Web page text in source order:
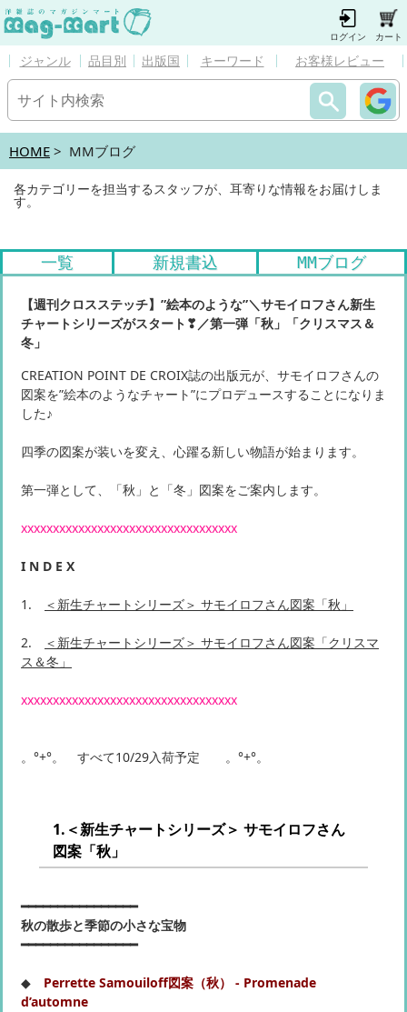
ログイン カート
ジャンル 品目別 出版国 キーワード お客様レビュー
HOME > MMブログ
各カテゴリーを担当するスタッフが、耳寄りな情報をお届けしま
す。
一覧 新規書込 MMブログ
【週刊クロスステッチ】”絵本のような”＼サモイロフさん新生
チャートシリーズがスタート❣／第一弾「秋」「クリスマス＆
冬」
CREATION POINT DE CROIX誌の出版元が、サモイロフさんの
図案を”絵本のようなチャート”にプロデュースすることになりま
した♪
四季の図案が装いを変え、心躍る新しい物語が始まります。
第一弾として、「秋」と「冬」図案をご案内します。
xxxxxxxxxxxxxxxxxxxxxxxxxxxxxxxxxx
I N D E X
1. ＜新生チャートシリーズ＞ サモイロフさん図案「秋」
2.
＜新生チャートシリーズ＞ サモイロフさん図案「クリスマ
ス＆冬」
xxxxxxxxxxxxxxxxxxxxxxxxxxxxxxxxxx
。°+°。 すべて10/29入荷予定 。°+°。
1.＜新生チャートシリーズ＞ サモイロフさん
図案「秋」
━━━━━━━━━━━━━━━━
秋の散歩と季節の小さな宝物
━━━━━━━━━━━━━━━━
◆ Perrette Samouiloff図案（秋） - Promenade
d’automne